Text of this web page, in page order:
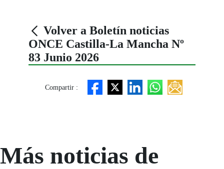
Volver a Boletín noticias
ONCE Castilla-La Mancha Nº
83 Junio 2026
Compartir :
Más noticias de